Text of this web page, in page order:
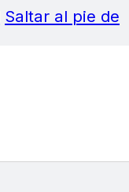
Saltar al pie de